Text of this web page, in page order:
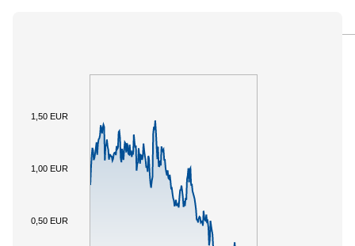
0,50 EUR
1,00 EUR
1,50 EUR